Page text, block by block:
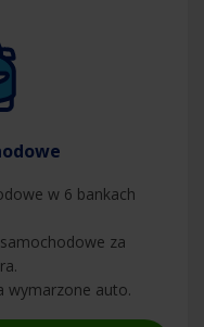
w 6 bankach
za
wymarzone auto.